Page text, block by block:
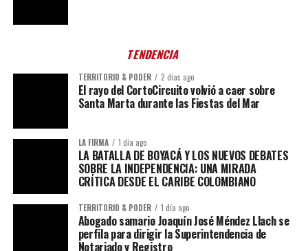
TENDENCIA
TERRITORIO & PODER 2 días ago
El rayo del CortoCircuito volvió a caer sobre
Santa Marta durante las Fiestas del Mar
LA FIRMA 1 día ago
LA BATALLA DE BOYACÁ Y LOS NUEVOS DEBATES
SOBRE LA INDEPENDENCIA: UNA MIRADA
CRÍTICA DESDE EL CARIBE COLOMBIANO
TERRITORIO & PODER 1 día ago
Abogado samario Joaquín José Méndez Llach se
perfila para dirigir la Superintendencia de
Notariado y Registro